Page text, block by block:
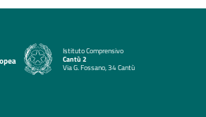
Istituto Comprensivo
Cantù 2
Via G. Fossano, 34 Cantù
— Visita la pagina iniziale della scuola